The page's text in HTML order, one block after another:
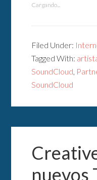
Cargando...
Filed Under:
Tagged With:
SoundCloud,
SoundCloud
nuevos